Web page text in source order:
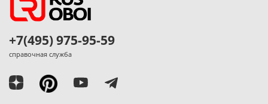
+7(495) 975-95-59
справочная служба